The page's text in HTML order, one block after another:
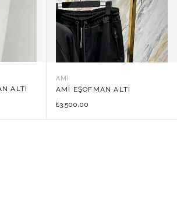
ALTI
AMI
AMI EŞOFMAN ALTI
₺3.500,00